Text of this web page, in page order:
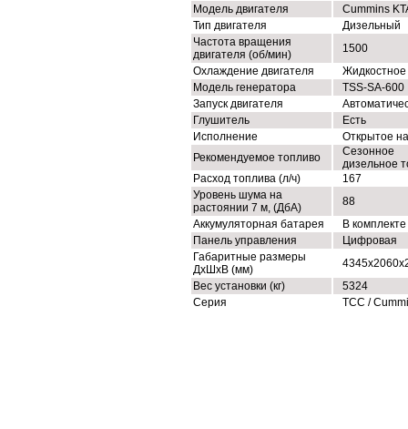
Модель двигателя
Cummins
Тип двигателя
Дизельный
Частота вращения
двигателя (об/мин)
1500
Охлаждение двигателя
Жидкостное
Модель генератора
TSS-SA-600
Запуск двигателя
Глушитель
Есть
Исполнение
Открытое
Рекомендуемое топливо
Сезонное
дизельное
Расход топлива (л/ч)
167
Уровень шума на
растоянии 7 м, (ДбА)
88
Аккумуляторная батарея
В комплекте
Панель управления
Цифровая
Габаритные размеры
ДхШхВ (мм)
Вес установки (кг)
5324
Серия
ТСС /